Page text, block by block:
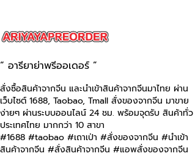
“ อารียาย่าพรีออเดอร์ ”
สั่งซื้อสินค้าจากจีน และนำเข้าสินค้าจากจีนมาไทย ผ่าน
เว็บไซต์ 1688, Taobao, Tmall สั่งของจากจีน มาขาย
ง่ายๆ ผ่านระบบออนไลน์ 24 ชม. พร้อมจุดรับ สินค้าทั่ว
ประเทศไทย มากกว่า 10 สาขา
#1688 #taobao #เถาเป่า #สั่งของจากจีน #นําเข้า
สินค้าจากจีน #สั่งสินค้าจากจีน #แอพสั่งของจากจีน